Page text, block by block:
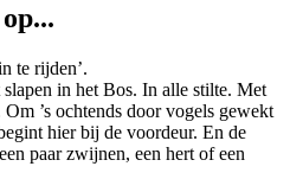
te rijden’.
in het Bos. In alle stilte. Met
’s ochtends door vogels gewekt
hier bij de voordeur. En de
paar zwijnen, een hert of een